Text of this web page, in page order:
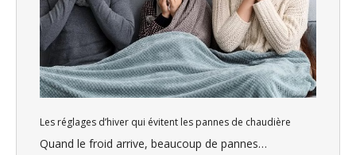
Les réglages d’hiver qui évitent les pannes de chaudière
Quand le froid arrive, beaucoup de pannes…